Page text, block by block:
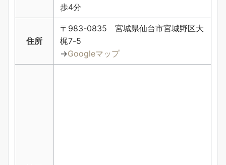
歩4分
住所
〒983-0835 宮城県仙台市宮城野区大
梶7-5
→Googleマップ